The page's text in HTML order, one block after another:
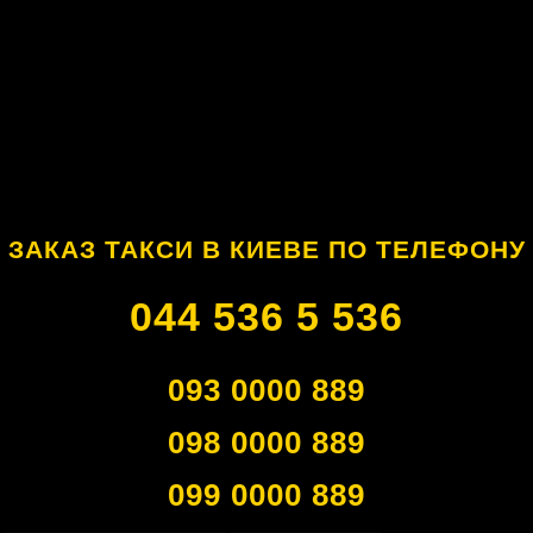
ЗАКАЗ ТАКСИ В КИЕВЕ ПО ТЕЛЕФОНУ
044 536 5 536
093 0000 889
098 0000 889
099 0000 889